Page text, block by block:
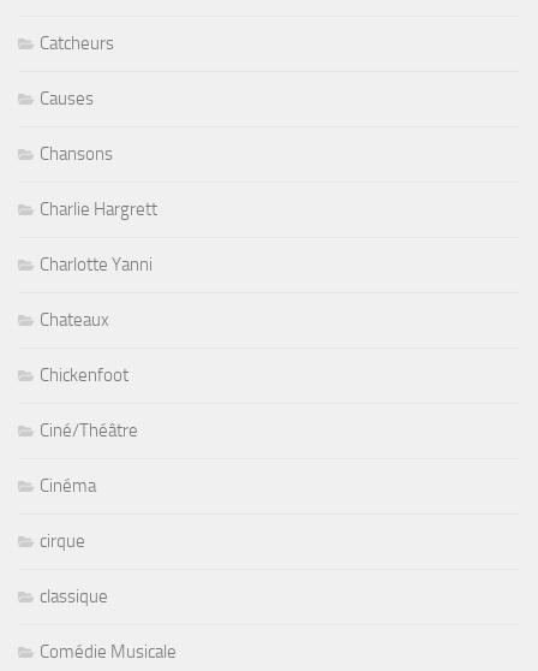
Catcheurs
Causes
Chansons
Charlie Hargrett
Charlotte Yanni
Chateaux
Chickenfoot
Ciné/Théâtre
Cinéma
cirque
classique
Comédie Musicale